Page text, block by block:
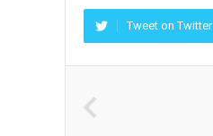
Tweet on Twitter